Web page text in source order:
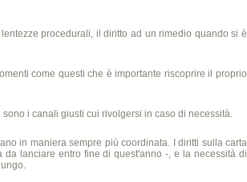
procedurali, il diritto ad un rimedio quando si è
come questi che è importante riscoprire il proprio
i canali giusti cui rivolgersi in caso di necessità.
in maniera sempre più coordinata. I diritti sulla carta
lanciare entro fine di quest'anno -, e la necessità di